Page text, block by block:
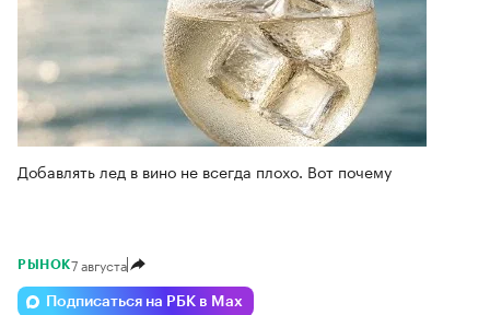
Добавлять лед в вино не всегда плохо. Вот почему
РЫНОК7 августа
Подписаться на РБК в Max